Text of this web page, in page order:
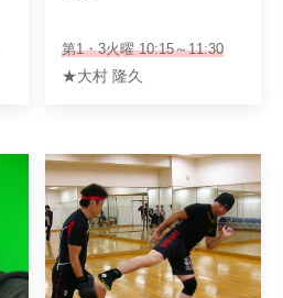
第1・3火曜 10:15～11:30
★大村 隆久